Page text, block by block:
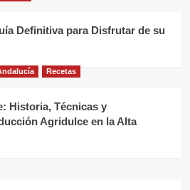
Definitiva para Disfrutar de su
Recetas
Historia, Técnicas y
Agridulce en la Alta